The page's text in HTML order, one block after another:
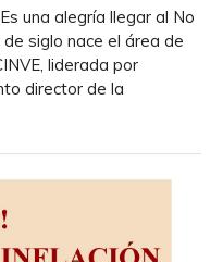
una alegría llegar al No
siglo nace el área de
liderada por
director de la